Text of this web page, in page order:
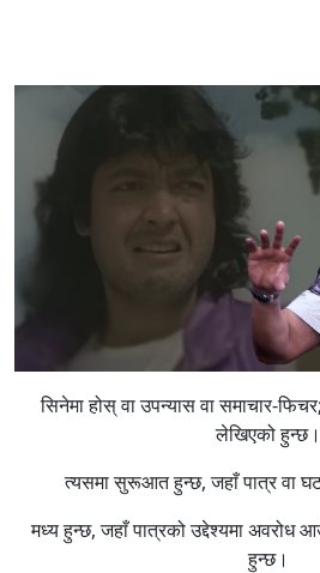
सिनेमा होस् वा उपन्यास वा समाचार-
लेखिएको हुन्छ।
त्यसमा सुरूआत हुन्छ, जहाँ पात्र वा
मध्य हुन्छ, जहाँ पात्रको उद्देश्यमा अवरोध
हुन्छ।